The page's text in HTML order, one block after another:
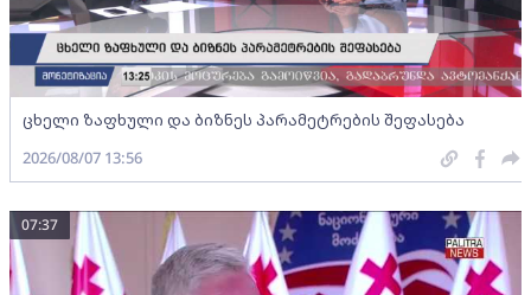
ცხელი ზაფხული და ბიზნეს პარამეტრების შეფასება
2026/08/07 13:56
07:37